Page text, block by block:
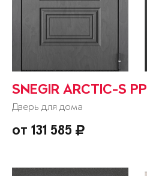
SNEGIR ARCTIC-S PP
Дверь для дома
от 131 585